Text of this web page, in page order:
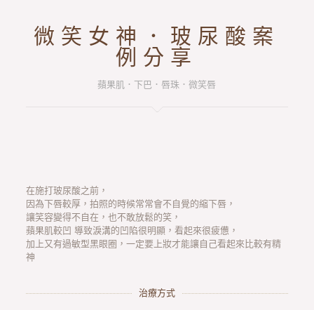
微笑女神．玻尿酸案
例分享
蘋果肌．下巴．唇珠．微笑唇
在施打玻尿酸之前，
因為下唇較厚，拍照的時候常常會不自覺的縮下唇，
讓笑容變得不自在，也不敢放鬆的笑，
蘋果肌較凹 導致淚溝的凹陷很明顯，看起來很疲憊，
加上又有過敏型黑眼圈，一定要上妝才能讓自己看起來比較有精
神
治療方式